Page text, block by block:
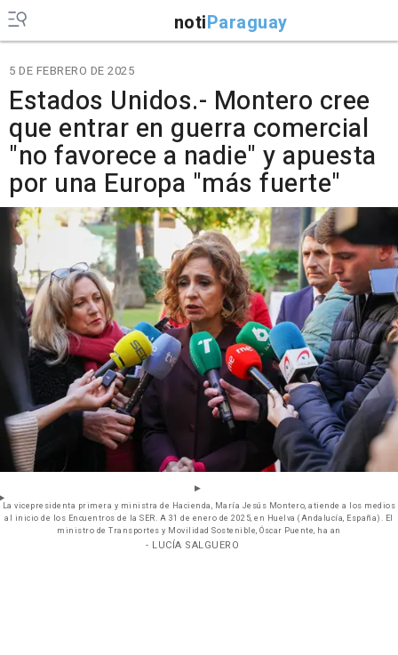
notiParaguay
5 DE FEBRERO DE 2025
Estados Unidos.- Montero cree
que entrar en guerra comercial
"no favorece a nadie" y apuesta
por una Europa "más fuerte"
La vicepresidenta primera y ministra de Hacienda, María Jesús Montero, atiende a los medios
al inicio de los Encuentros de la SER. A 31 de enero de 2025, en Huelva (Andalucía, España). El
ministro de Transportes y Movilidad Sostenible, Óscar Puente, ha an
- LUCÍA SALGUERO